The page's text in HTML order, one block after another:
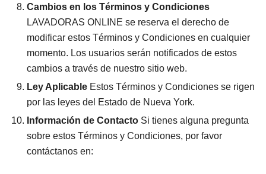
Cambios en los Términos y Condiciones
LAVADORAS ONLINE se reserva el derecho de
modificar estos Términos y Condiciones en cualquier
momento. Los usuarios serán notificados de estos
cambios a través de nuestro sitio web.
Ley Aplicable Estos Términos y Condiciones se rigen
por las leyes del Estado de Nueva York.
Información de Contacto Si tienes alguna pregunta
sobre estos Términos y Condiciones, por favor
contáctanos en: